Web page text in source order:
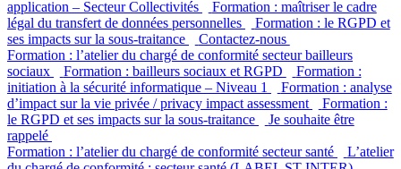
application – Secteur Collectivités
Formation : maîtriser le cadre
légal du transfert de données personnelles
Formation : le RGPD et
ses impacts sur la sous-traitance
Contactez-nous
Formation : l’atelier du chargé de conformité secteur bailleurs
sociaux
Formation : bailleurs sociaux et RGPD
Formation :
initiation à la sécurité informatique – Niveau 1
Formation : analyse
d’impact sur la vie privée / privacy impact assessment
Formation :
le RGPD et ses impacts sur la sous-traitance
Je souhaite être
rappelé
Formation : l’atelier du chargé de conformité secteur santé
L’atelier